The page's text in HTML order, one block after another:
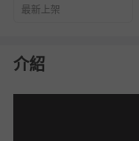
最新上架
介紹